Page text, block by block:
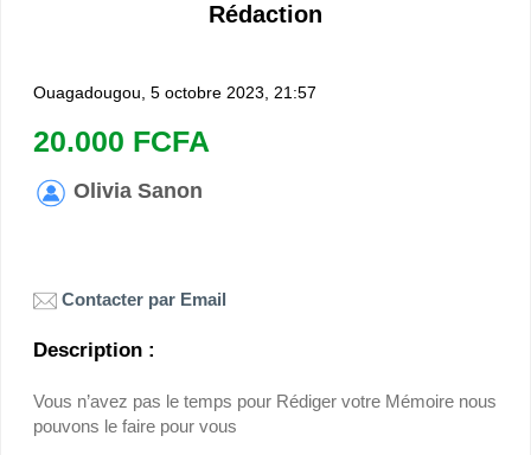
Rédaction
Ouagadougou, 5 octobre 2023, 21:57
20.000 FCFA
Olivia Sanon
Contacter par Email
Description :
Vous n’avez pas le temps pour Rédiger votre Mémoire nous
pouvons le faire pour vous